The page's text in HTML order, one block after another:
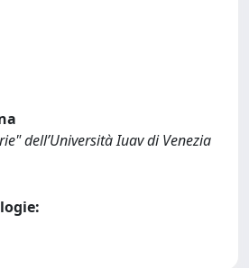
dell’Università Iuav di Venezia